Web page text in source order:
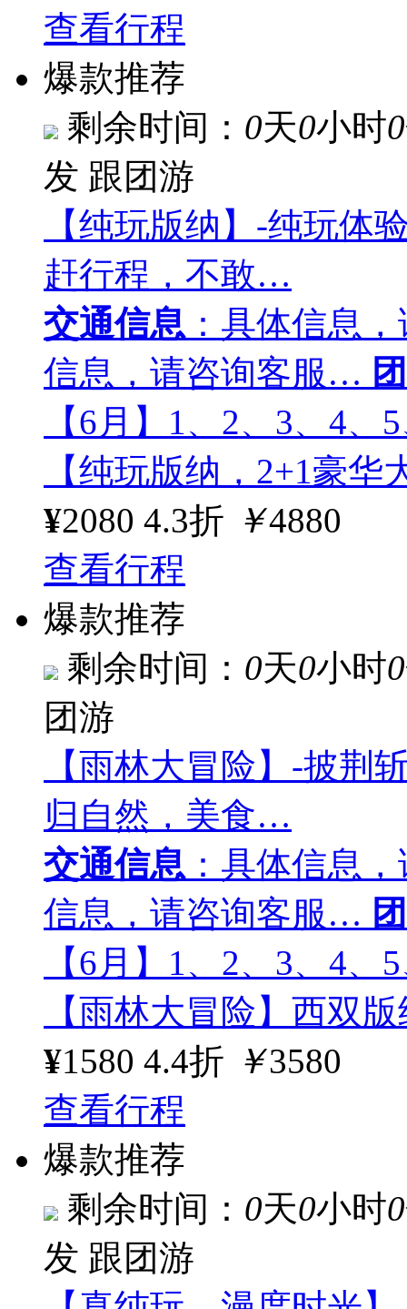
查看行程
爆款推荐
剩余时间： 0天0小时0
发 跟团游
【纯玩版纳】-纯玩体
赶行程，不敢…
交通信息 ：具体信息
信息，请咨询客服…
【6月】1、2、3、4
【纯玩版纳，2+1豪华
¥2080 4.3折 ￥4880
查看行程
爆款推荐
剩余时间： 0天0小时0
团游
【雨林大冒险】-披荆
归自然，美食…
交通信息 ：具体信息
信息，请咨询客服…
【6月】1、2、3、4
【雨林大冒险】西双
¥1580 4.4折 ￥3580
查看行程
爆款推荐
剩余时间： 0天0小时0
发 跟团游